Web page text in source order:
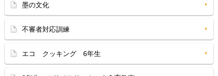
墨の文化
不審者対応訓練
エコ クッキング 6年生